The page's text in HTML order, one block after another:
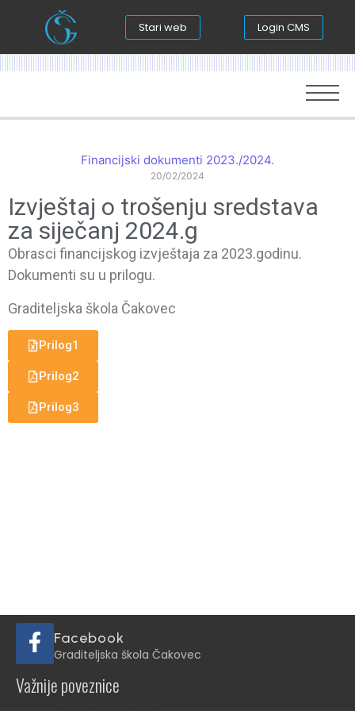
Stari web Login CMS
Financijski dokumenti 2023./2024.
20/02/2024
Izvještaj o trošenju sredstava
za siječanj 2024.g
Obrasci financijskog izvještaja za 2023.godinu.
Dokumenti su u prilogu.
Graditeljska škola Čakovec
Prilog1
Prilog2
Prilog3
Facebook
Graditeljska škola Čakovec
Važnije poveznice